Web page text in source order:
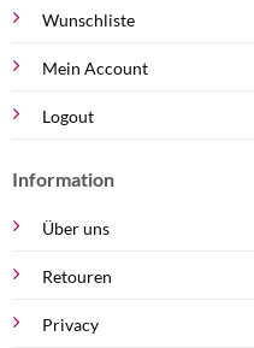
Wunschliste
Mein Account
Logout
Information
Über uns
Retouren
Privacy